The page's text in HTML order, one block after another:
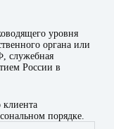
уровня
органа или
служебная
России в
порядке.